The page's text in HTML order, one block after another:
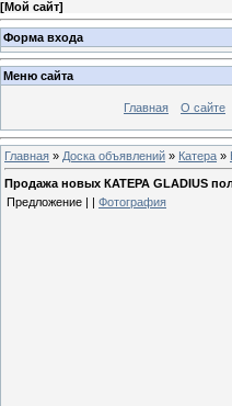
[Мой сайт]
Форма входа
Меню сайта
Главная О сайте
Главная » Доска объявлений » Катера »
Продажа новых КАТЕРА GLADIUS
Предложение | | Фотография